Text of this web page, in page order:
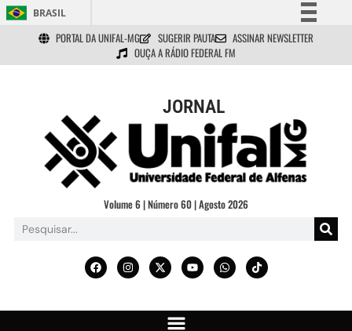
BRASIL
Simplifique!
Comunica BR
Acesso à informação
Legislação
Canais
PORTAL DA UNIFAL-MG SUGERIR PAUTA
ASSINAR NEWSLETTER
OUÇA A RÁDIO FEDERAL FM
JORNAL
Volume 6 | Número 60 | Agosto 2026